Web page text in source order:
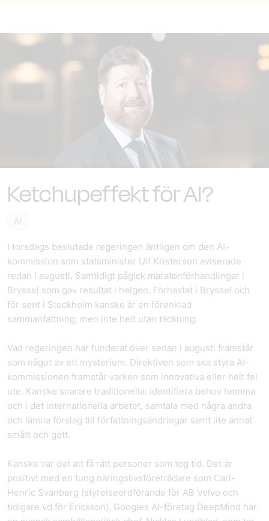
Ketchupeffekt för AI?
AI
I torsdags beslutade regeringen äntligen om den AI-
kommission som statsminister Ulf Kristerson aviserade
redan i augusti. Samtidigt pågick maratonförhandlingar i
Bryssel som gav resultat i helgen. Förhastat i Bryssel och
för sent i Stockholm kanske är en förenklad
sammanfattning, men inte helt utan täckning.
Vad regeringen har funderat över sedan i augusti framstår
som något av ett mysterium. Direktiven som ska styra AI-
kommissionen framstår varken som innovativa eller helt fel
ute. Kanske snarare traditionella: identifiera behov hemma
och i det internationella arbetet, samtala med några andra
och lämna förslag till författningsändringar samt lite annat
smått och gott.
Kanske var det att få rätt personer som tog tid. Det är
positivt med en tung näringslivsföreträdare som Carl-
Henric Svanberg (styrelseordförande för AB Volvo och
tidigare vd för Ericsson). Googles AI-företag DeepMind har